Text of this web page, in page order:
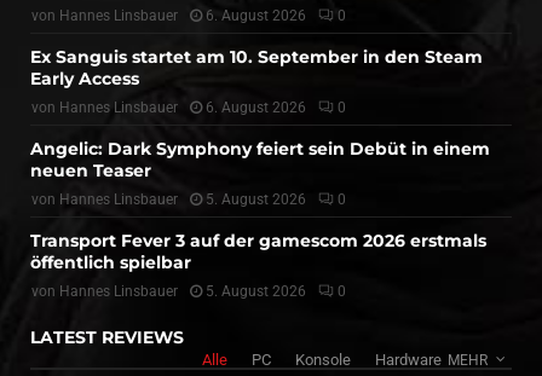
von Hannes Linsbauer 6. August 2026 0
Ex Sanguis startet am 10. September in den Steam
Early Access
von Hannes Linsbauer 6. August 2026 0
Angelic: Dark Symphony feiert sein Debüt in einem
neuen Teaser
von Hannes Linsbauer 5. August 2026 0
Transport Fever 3 auf der gamescom 2026 erstmals
öffentlich spielbar
von Hannes Linsbauer 5. August 2026 0
LATEST REVIEWS
Alle PC Konsole Hardware MEHR